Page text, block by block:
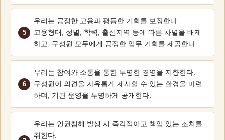
우리는 공정한 고용과 평등한 기회를 보장한다.
고용형태, 성별, 학력, 출신지역 등에 따른 차별을 배제
하고, 구성원 모두에게 공정한 업무 기회를 제공한다.
우리는 참여와 소통을 통한 투명한 경영을 지향한다.
구성원이 의견을 자유롭게 제시할 수 있는 환경을 마련
하며, 기관 운영을 투명하게 공개한다.
우리는 인권침해 발생 시 즉각적이고 책임 있는 조치를
취한다.